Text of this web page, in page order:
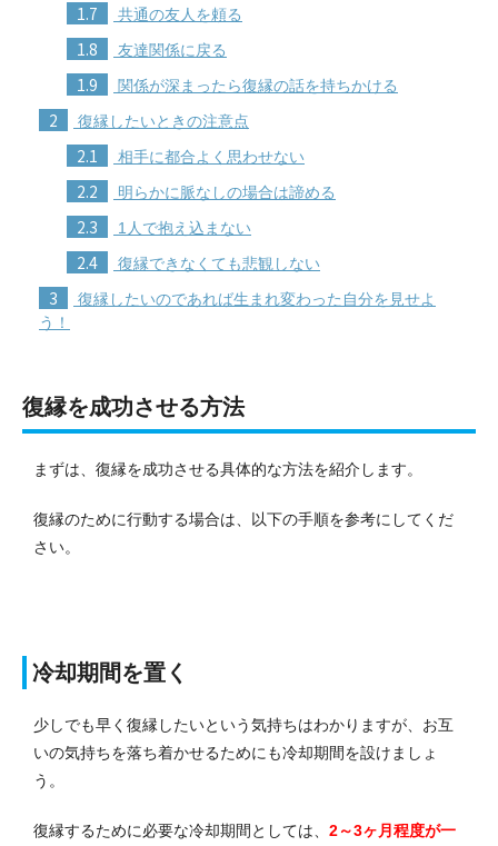
1.7 共通の友人を頼る
1.8 友達関係に戻る
1.9 関係が深まったら復縁の話を持ちかける
2 復縁したいときの注意点
2.1 相手に都合よく思わせない
2.2 明らかに脈なしの場合は諦める
2.3 1人で抱え込まない
2.4 復縁できなくても悲観しない
3
復縁したいのであれば生まれ変わった自分を見せよ
う！
復縁を成功させる方法
まずは、復縁を成功させる具体的な方法を紹介します。
復縁のために行動する場合は、以下の手順を参考にしてくだ
さい。
冷却期間を置く
少しでも早く復縁したいという気持ちはわかりますが、お互
いの気持ちを落ち着かせるためにも冷却期間を設けましょ
う。
復縁するために必要な冷却期間としては、 2～3ヶ月程度が一